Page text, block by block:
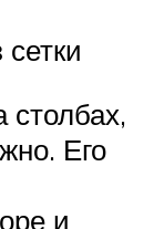
столбах,
Его
и